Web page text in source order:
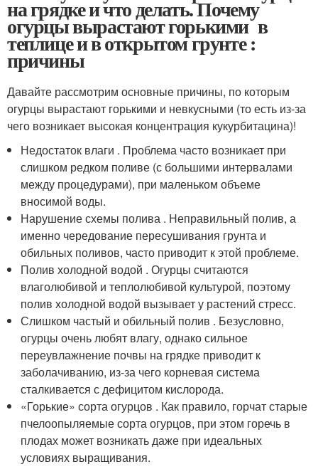
на грядке и что делать. Почему
огурцы вырастают горькими в
теплице и в открытом грунте :
причины
Давайте рассмотрим основные причины, по которым
огурцы вырастают горькими и невкусными (то есть из-за
чего возникает высокая концентрация кукурбитацина)!
Недостаток влаги . Проблема часто возникает при
слишком редком поливе (с большими интервалами
между процедурами), при маленьком объеме
вносимой воды.
Нарушение схемы полива . Неправильный полив, а
именно чередование пересушивания грунта и
обильных поливов, часто приводит к этой проблеме.
Полив холодной водой . Огурцы считаются
влаголюбивой и теплолюбивой культурой, поэтому
полив холодной водой вызывает у растений стресс.
Слишком частый и обильный полив . Безусловно,
огурцы очень любят влагу, однако сильное
переувлажнение почвы на грядке приводит к
заболачиванию, из-за чего корневая система
сталкивается с дефицитом кислорода.
«Горькие» сорта огурцов . Как правило, горчат старые
пчелоопыляемые сорта огурцов, при этом горечь в
плодах может возникать даже при идеальных
условиях выращивания.